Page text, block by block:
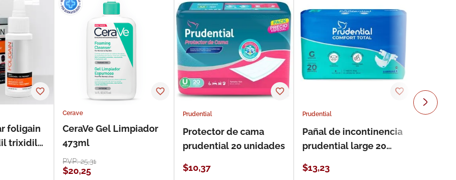
foligain
trixidil
Cerave
CeraVe Gel Limpiador
473ml
PVP:25,31
$20,25
Prudential
Protector de cama
prudential 20 unidades
$10,37
Prudential
Pañal de incontinencia
prudential large 20
$13,23